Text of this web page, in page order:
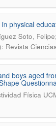
physical
Soto,
Revista
boys aged
Física